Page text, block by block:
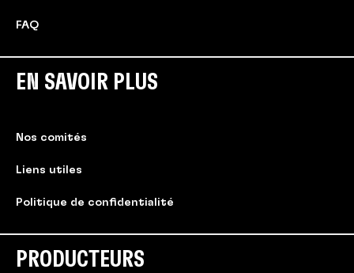
FAQ
EN SAVOIR PLUS
Nos comités
Liens utiles
Politique de confidentialité
PRODUCTEURS